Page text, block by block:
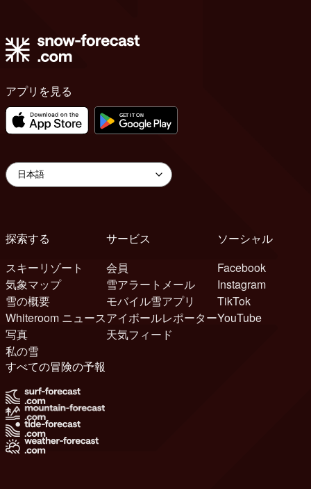
アプリを見る
探索する
スキーリゾート
気象マップ
雪の概要
Whiteroom ニュース
写真
私の雪
サービス
会員
雪アラートメール
モバイル雪アプリ
アイボールレポーター
天気フィード
ソーシャル
Facebook
Instagram
TikTok
YouTube
すべての冒険の予報